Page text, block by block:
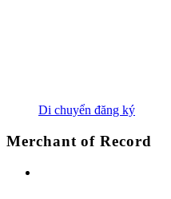
Di chuyển đăng ký
Merchant of Record